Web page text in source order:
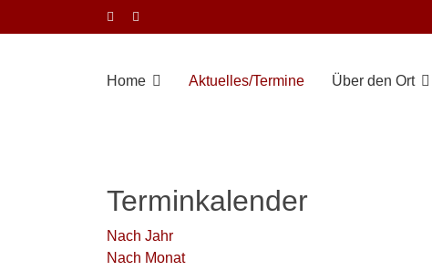
Home Aktuelles/Termine Über den Ort
Terminkalender
Nach Jahr
Nach Monat